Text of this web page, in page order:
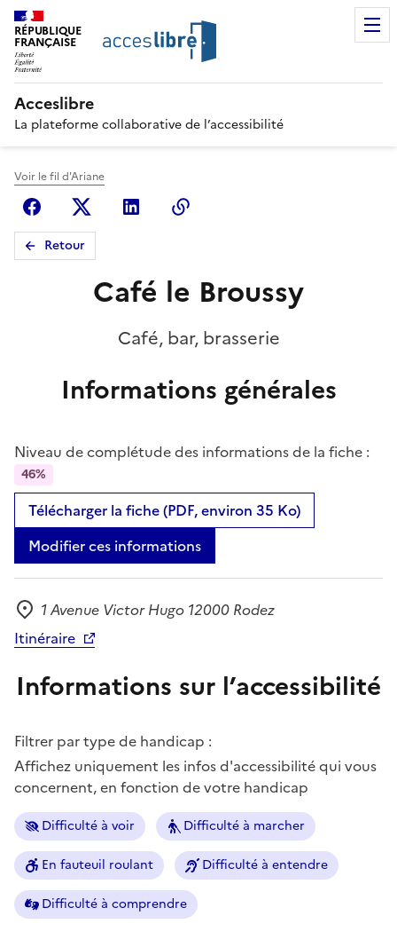
RÉPUBLIQUE
FRANÇAISE
Acceslibre
La plateforme collaborative de l’accessibilité
Voir le fil d'Ariane
FacebookX (anciennement Twitter)
Linkedin
Retour
Café le Broussy
Café, bar, brasserie
Informations générales
Niveau de complétude des informations de la fiche :
46%
Télécharger la fiche (PDF, environ 35 Ko)
Modifier ces informations
Adresse
1 Avenue Victor Hugo 12000 Rodez
Itinéraire
Informations sur l’accessibilité
Filtrer par type de handicap :
Affichez uniquement les infos d'accessibilité qui vous
concernent, en fonction de votre handicap
Difficulté à voir Difficulté à marcher
En fauteuil roulant Difficulté à entendre
Difficulté à comprendre